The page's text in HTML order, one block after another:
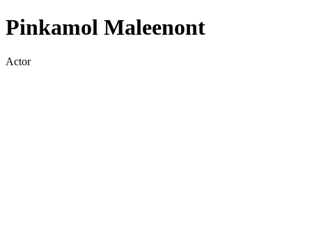
Pinkamol Maleenont
Actor